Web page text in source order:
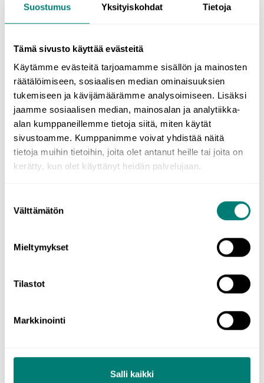
Suostumus Yksityiskohdat Tietoja
Tämä sivusto käyttää evästeitä
Käytämme evästeitä tarjoamamme sisällön ja mainosten
räätälöimiseen, sosiaalisen median ominaisuuksien
tukemiseen ja kävijämäärämme analysoimiseen. Lisäksi
jaamme sosiaalisen median, mainosalan ja analytiikka-
alan kumppaneillemme tietoja siitä, miten käytät
sivustoamme. Kumppanimme voivat yhdistää näitä
tietoja muihin tietoihin, joita olet antanut heille tai joita on
kerätty, kun olet käyttänyt heidän palvelujaan.
valinta
Välttämätön
Mieltymykset
Tilastot
Markkinointi
Salli kaikki
vieraalla kielellä, oli se sitten kasvokkain tai viestitse. Jos sinulla
ei vielä ole vieraskielisiä ystäviä, netti on natiiveja juttukavereita
pullollaan!
Tee arkipäiväisiä asioita
vieraalla kielellä
Tärkeintä on, että sulautat kielet osaksi omaa arkeasi. Pyri siis
tekemään arkipäiväisiä asioita eri kielillä. Kuuntele uutiset
palkitse itseäsi, vaikkapa sillä laivareissulla!
Aloita kielikurssi nyt